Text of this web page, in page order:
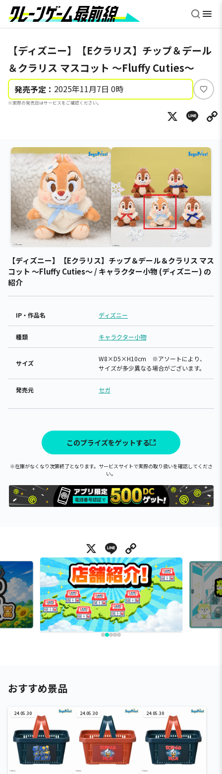
【ディズニー】【Eクラリス】チップ＆デール
＆クラリス マスコット ～Fluffy Cuties～
発売予定： 2025年11月7日 0時
※実際の発売日はサービスをご確認ください。
い
ね
X
【ディズニー】【Eクラリス】チップ＆デール＆クラリス マス
コット ～Fluffy Cuties～ / キャラクター小物 (ディズニー) の
紹介
IP・作品名 ディズニー
種類 キャラクター小物
サイズ
W8×D5×H10cm ※アソートにより、
サイズが多少異なる場合がございます。
発売元 セガ
このプライズをゲットする
※在庫がなくなり次第終了となります。サービスサイトで実際の取り扱いを確認してくださ
い。
X Line
おすすめ景品
24.05.30 24.05.30 24.05.30